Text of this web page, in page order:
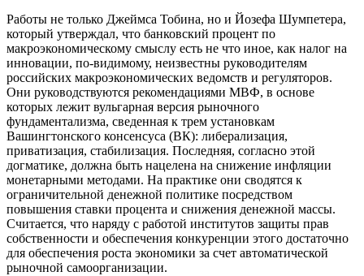
Работы не только Джеймса Тобина, но и Йозефа Шумпетера,
который утверждал, что банковский процент по
макроэкономическому смыслу есть не что иное, как налог на
инновации, по-видимому, неизвестны руководителям
российских макроэкономических ведомств и регуляторов.
Они руководствуются рекомендациями МВФ, в основе
которых лежит вульгарная версия рыночного
фундаментализма, сведенная к трем установкам
Вашингтонского консенсуса (ВК): либерализация,
приватизация, стабилизация. Последняя, согласно этой
догматике, должна быть нацелена на снижение инфляции
монетарными методами. На практике они сводятся к
ограничительной денежной политике посредством
повышения ставки процента и снижения денежной массы.
Считается, что наряду с работой институтов защиты прав
собственности и обеспечения конкуренции этого достаточно
для обеспечения роста экономики за счет автоматической
рыночной самоорганизации.